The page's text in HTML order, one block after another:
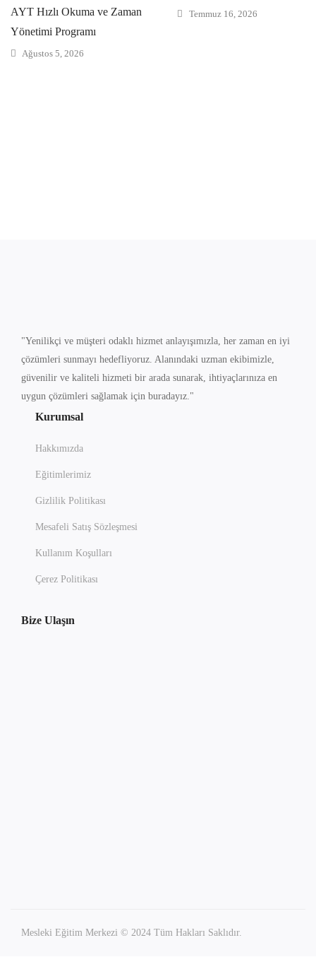
AYT Hızlı Okuma ve Zaman
Yönetimi Programı
Ağustos 5, 2026
Temmuz 16, 2026
"Yenilikçi ve müşteri odaklı hizmet anlayışımızla, her zaman en iyi
çözümleri sunmayı hedefliyoruz. Alanındaki uzman ekibimizle,
güvenilir ve kaliteli hizmeti bir arada sunarak, ihtiyaçlarınıza en
uygun çözümleri sağlamak için buradayız."
Kurumsal
Hakkımızda
Eğitimlerimiz
Gizlilik Politikası
Mesafeli Satış Sözleşmesi
Kullanım Koşulları
Çerez Politikası
Bize Ulaşın
Mesleki Eğitim Merkezi © 2024 Tüm Hakları Saklıdır.